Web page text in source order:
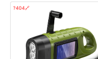
🔗404?